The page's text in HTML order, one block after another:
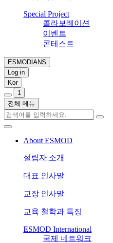
Special Project
콜라보레이션
이벤트
콘테스트
ESMODIANS
Log in
Kor
1
전체 메뉴
About ESMOD
설립자 소개
대표 인사말
교장 인사말
교육 철학과 특징
ESMOD International
국제 네트워크